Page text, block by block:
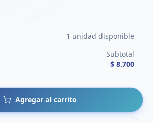
1 unidad disponible
Subtotal
$ 8.700
Agregar al carrito